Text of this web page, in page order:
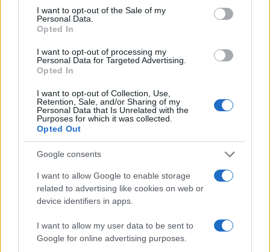
I want to opt-out of the Sale of my
Personal Data.
Opted In
I want to opt-out of processing my
Personal Data for Targeted Advertising.
Opted In
I want to opt-out of Collection, Use,
Retention, Sale, and/or Sharing of my
Personal Data that Is Unrelated with the
Purposes for which it was collected.
Opted Out
Google consents
I want to allow Google to enable storage
related to advertising like cookies on web or
device identifiers in apps.
I want to allow my user data to be sent to
Google for online advertising purposes.
fosse diplomazia, ma mangiava.
12 Novembre 2025, 13:11 13:11
Paghiamo il gas piu’ caro e quindi elettricita’ piu’ cara (e
quello che si fa con l’elettricita’, cioe’ tutto) per dar soldi
all’Ucraina che finiscono in tangenti cioe’ in conti in
Rispondi VIsualizza le risposte
Carica altri commenti